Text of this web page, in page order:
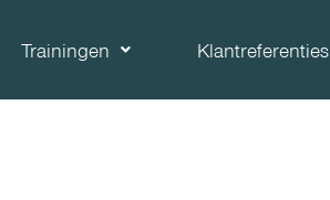
Trainingen Klantreferenties